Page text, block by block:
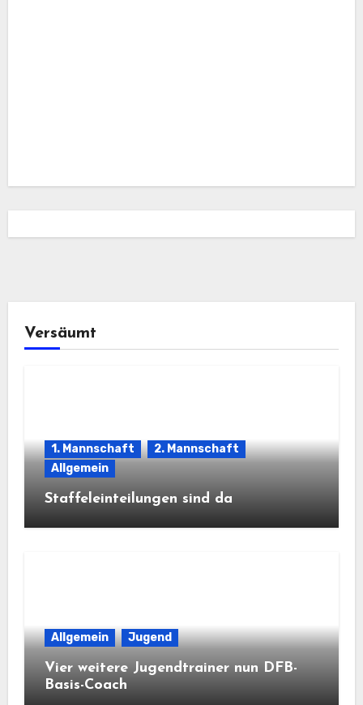
Versäumt
1. Mannschaft
2. Mannschaft
Allgemein
Staffeleinteilungen sind da
Allgemein Jugend
Vier weitere Jugendtrainer nun DFB-
Basis-Coach